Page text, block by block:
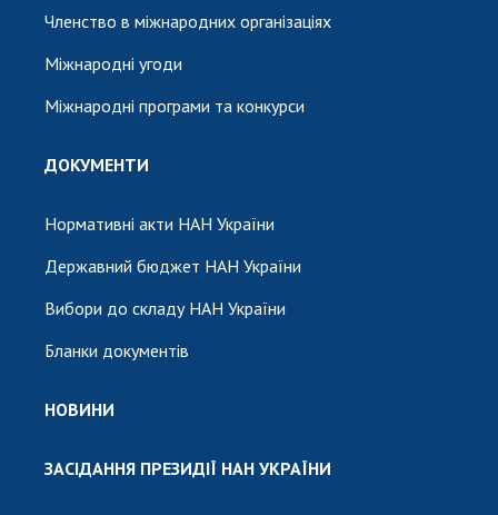
Членство в міжнародних організаціях
Міжнародні угоди
Міжнародні програми та конкурси
ДОКУМЕНТИ
Нормативні акти НАН України
Державний бюджет НАН України
Вибори до складу НАН України
Бланки документів
НОВИНИ
ЗАСІДАННЯ ПРЕЗИДІЇ НАН УКРАЇНИ